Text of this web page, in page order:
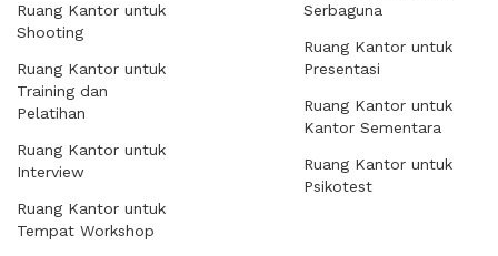
Ruang Kantor untuk
Shooting
Ruang Kantor untuk
Training dan
Pelatihan
Ruang Kantor untuk
Interview
Ruang Kantor untuk
Tempat Workshop
Serbaguna
Ruang Kantor untuk
Presentasi
Ruang Kantor untuk
Kantor Sementara
Ruang Kantor untuk
Psikotest